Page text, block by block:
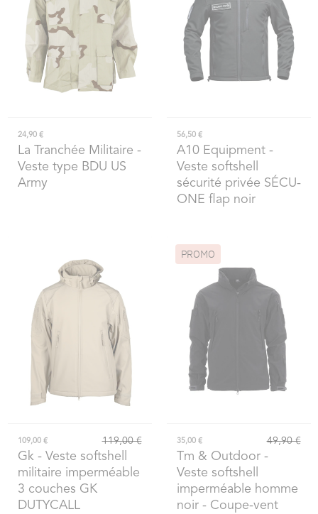
24,90 €
La Tranchée Militaire -
Veste type BDU US
Army
56,50 €
A10 Equipment-
Veste softshell
sécurité privée SÉCU-
ONE flap noir
109,00 € 119,00 €
Gk- Veste softshell
militaire imperméable
3 couches GK
DUTYCALL
PROMO
35,00 € 49,90 €
Tm & Outdoor-
Veste softshell
imperméable homme
noir - Coupe-vent